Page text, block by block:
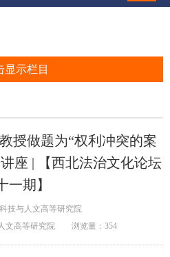
显示栏目
授做题为“权利冲突的案
座 | 【西北法治文化论坛
一期】
技与人文高等研究院
文高等研究院
浏览量： 354